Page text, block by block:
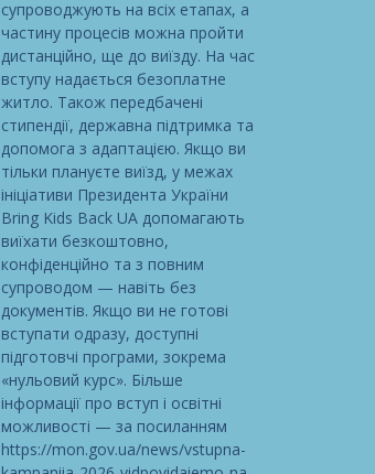
супроводжують на всіх етапах, а
частину процесів можна пройти
дистанційно, ще до виїзду. На час
вступу надається безоплатне
житло. Також передбачені
стипендії, державна підтримка та
допомога з адаптацією. Якщо ви
тільки плануєте виїзд, у межах
ініціативи Президента України
Bring Kids Back UA допомагають
виїхати безкоштовно,
конфіденційно та з повним
супроводом — навіть без
документів. Якщо ви не готові
вступати одразу, доступні
підготовчі програми, зокрема
«нульовий курс». Більше
інформації про вступ і освітні
можливості — за посиланням
https://mon.gov.ua/news/vstupna-